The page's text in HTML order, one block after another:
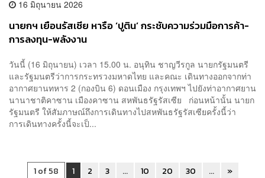
16 มิถุนายน 2026
นายกฯ เยือนรัสเซีย หารือ ‘ปูติน’ กระชับความร่วมมือการค้า-
การลงทุน-พลังงาน
วันนี้ (16 มิถุนายน) เวลา 15.00 น. อนุทิน ชาญวีรกูล นายกรัฐมนตรี
และรัฐมนตรีว่าการกระทรวงมหาดไทย และคณะ เดินทางออกจากท่า
อากาศยานทหาร 2 (กองบิน 6) ดอนเมือง กรุงเทพฯ ไปยังท่าอากาศยาน
นานาชาติคาซาน เมืองคาซาน สหพันธรัฐรัสเซีย ก่อนหน้านั้น นายก
รัฐมนตรี ให้สัมภาษณ์ถึงการเดินทางไปสหพันธรัฐรัสเซียครั้งนี้ว่า
การเดินทางครั้งนี้จะเป็...
1 of 58 1 2 3 ... 10 20 30 ...
»